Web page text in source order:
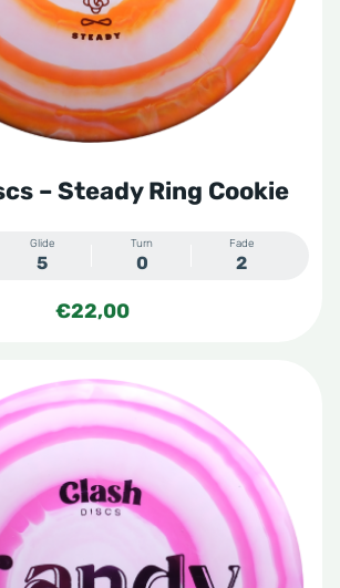
– Steady Ring Cookie
Glide
5
Turn
0
Fade
2
€22,00